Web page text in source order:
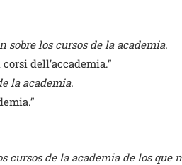
los cursos de la academia.
dell’accademia.”
la academia.
cursos de la academia de los que